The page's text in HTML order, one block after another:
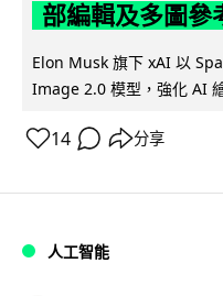
部編輯及多圖參
Elon Musk 旗下 xAI 以
Image 2.0 模型，強化 AI
14 分享
人工智能